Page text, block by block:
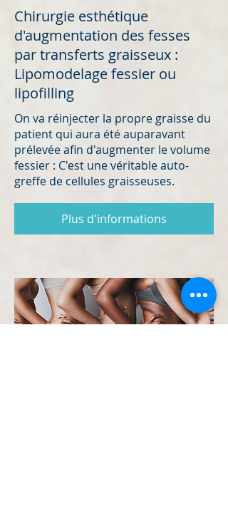
Chirurgie esthétique
d'augmentation des fesses
par transferts graisseux :
Lipomodelage fessier ou
lipofilling
On va réinjecter la propre graisse du
patient qui aura été auparavant
prélevée afin d'augmenter le volume
fessier : C'est une véritable auto-
greffe de cellules graisseuses.
Plus d'informations